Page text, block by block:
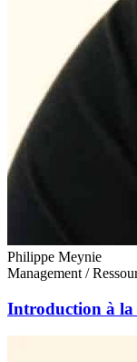
Philippe Meynie
Management /
Introduction à la